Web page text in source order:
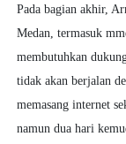
Pada bagian akhir,
Medan, termasuk
membutuhkan
tidak akan berjalan
memasang internet
namun dua hari